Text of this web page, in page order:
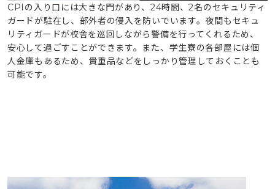
CPIの入り口には大きな門があり、24時間、2名のセキュリティ
ガードが駐在し、部外者の侵入を防いでいます。夜間もセキュ
リティガードが校舎を巡回しながら警備を行ってくれるため、
安心して過ごすことができます。また、学生寮の各部屋には個
人金庫もあるため、貴重品などをしっかり管理しておくことも
可能です。